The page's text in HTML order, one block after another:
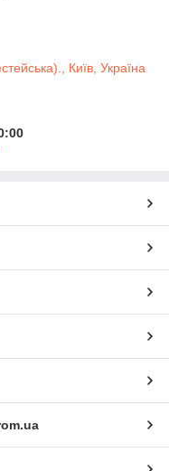
Київ, Україна